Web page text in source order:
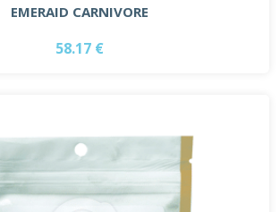
EMERAID CARNIVORE
58.17 €